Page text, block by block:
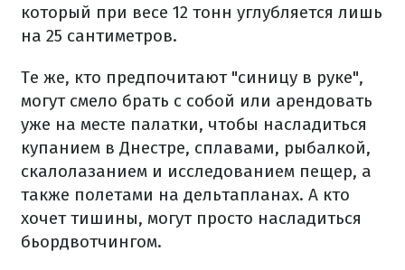
который при весе 12 тонн углубляется лишь
на 25 сантиметров.
Те же, кто предпочитают "синицу в руке",
могут смело брать с собой или арендовать
уже на месте палатки, чтобы насладиться
купанием в Днестре, сплавами, рыбалкой,
скалолазанием и исследованием пещер, а
также полетами на дельтапланах. А кто
хочет тишины, могут просто насладиться
бьордвотчингом.